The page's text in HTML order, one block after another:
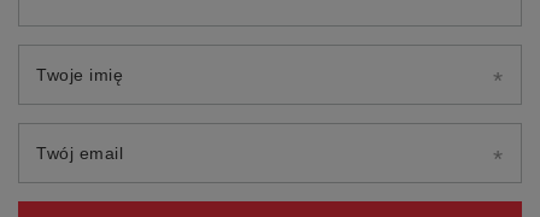
Twoje imię
Twój email